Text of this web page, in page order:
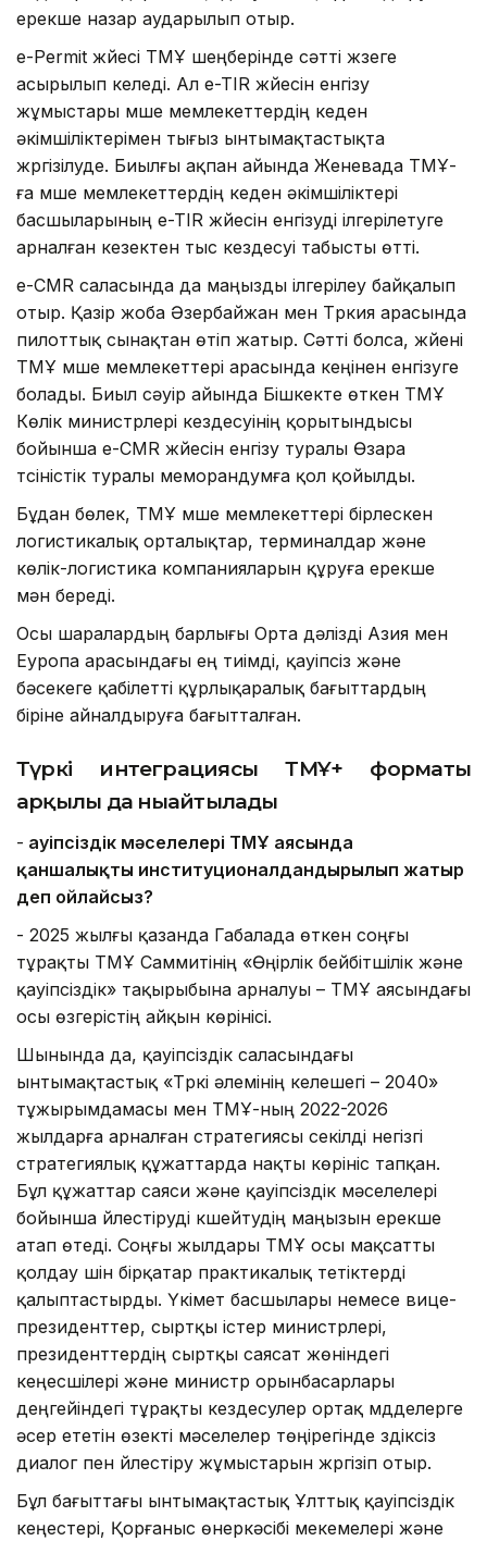
ерекше назар аударылып отыр.
e-Permit жүйесі ТМҰ шеңберінде сәтті жүзеге
асырылып келеді. Ал e-TIR жүйесін енгізу
жұмыстары мүше мемлекеттердің кеден
әкімшіліктерімен тығыз ынтымақтастықта
жүргізілуде. Биылғы ақпан айында Женевада ТМҰ-
ға мүше мемлекеттердің кеден әкімшіліктері
басшыларының e-TIR жүйесін енгізуді ілгерілетуге
арналған кезектен тыс кездесуі табысты өтті.
e-CMR саласында да маңызды ілгерілеу байқалып
отыр. Қазір жоба Әзербайжан мен Түркия арасында
пилоттық сынақтан өтіп жатыр. Сәтті болса, жүйені
ТМҰ мүше мемлекеттері арасында кеңінен енгізуге
болады. Биыл сәуір айында Бішкекте өткен ТМҰ
Көлік министрлері кездесуінің қорытындысы
бойынша e-CMR жүйесін енгізу туралы Өзара
түсіністік туралы меморандумға қол қойылды.
Бұдан бөлек, ТМҰ мүше мемлекеттері бірлескен
логистикалық орталықтар, терминалдар және
көлік-логистика компанияларын құруға ерекше
мән береді.
Осы шаралардың барлығы Орта дәлізді Азия мен
Еуропа арасындағы ең тиімді, қауіпсіз және
бәсекеге қабілетті құрлықаралық бағыттардың
біріне айналдыруға бағытталған.
Түркі интеграциясы ТМҰ+ форматы
арқылы да нығайтылады
- Қауіпсіздік мәселелері ТМҰ аясында
қаншалықты институционалдандырылып жатыр
деп ойлайсыз?
- 2025 жылғы қазанда Габалада өткен соңғы
тұрақты ТМҰ Саммитінің «Өңірлік бейбітшілік және
қауіпсіздік» тақырыбына арналуы – ТМҰ аясындағы
осы өзгерістің айқын көрінісі.
Шынында да, қауіпсіздік саласындағы
ынтымақтастық «Түркі әлемінің келешегі – 2040»
тұжырымдамасы мен ТМҰ-ның 2022-2026
жылдарға арналған стратегиясы секілді негізгі
стратегиялық құжаттарда нақты көрініс тапқан.
Бұл құжаттар саяси және қауіпсіздік мәселелері
бойынша үйлестіруді күшейтудің маңызын ерекше
атап өтеді. Соңғы жылдары ТМҰ осы мақсатты
қолдау үшін бірқатар практикалық тетіктерді
қалыптастырды. Үкімет басшылары немесе вице-
президенттер, сыртқы істер министрлері,
президенттердің сыртқы саясат жөніндегі
кеңесшілері және министр орынбасарлары
деңгейіндегі тұрақты кездесулер ортақ мүдделерге
әсер ететін өзекті мәселелер төңірегінде үздіксіз
диалог пен үйлестіру жұмыстарын жүргізіп отыр.
Бұл бағыттағы ынтымақтастық Ұлттық қауіпсіздік
кеңестері, Қорғаныс өнеркәсібі мекемелері және